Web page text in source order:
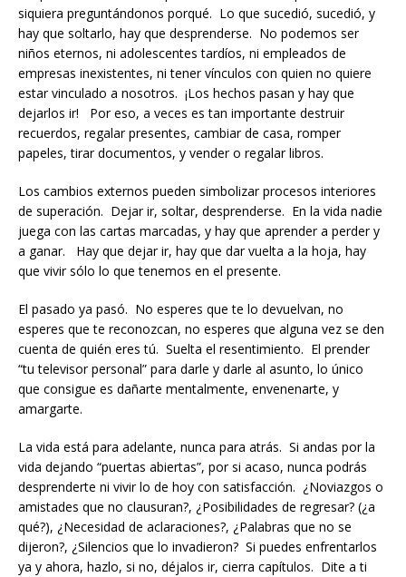
siquiera preguntándonos porqué. Lo que sucedió, sucedió, y
hay que soltarlo, hay que desprenderse. No podemos ser
niños eternos, ni adolescentes tardíos, ni empleados de
empresas inexistentes, ni tener vínculos con quien no quiere
estar vinculado a nosotros. ¡Los hechos pasan y hay que
dejarlos ir! Por eso, a veces es tan importante destruir
recuerdos, regalar presentes, cambiar de casa, romper
papeles, tirar documentos, y vender o regalar libros.
Los cambios externos pueden simbolizar procesos interiores
de superación. Dejar ir, soltar, desprenderse. En la vida nadie
juega con las cartas marcadas, y hay que aprender a perder y
a ganar. Hay que dejar ir, hay que dar vuelta a la hoja, hay
que vivir sólo lo que tenemos en el presente.
El pasado ya pasó. No esperes que te lo devuelvan, no
esperes que te reconozcan, no esperes que alguna vez se den
cuenta de quién eres tú. Suelta el resentimiento. El prender
“tu televisor personal” para darle y darle al asunto, lo único
que consigue es dañarte mentalmente, envenenarte, y
amargarte.
La vida está para adelante, nunca para atrás. Si andas por la
vida dejando “puertas abiertas”, por si acaso, nunca podrás
desprenderte ni vivir lo de hoy con satisfacción. ¿Noviazgos o
amistades que no clausuran?, ¿Posibilidades de regresar? (¿a
qué?), ¿Necesidad de aclaraciones?, ¿Palabras que no se
dijeron?, ¿Silencios que lo invadieron? Si puedes enfrentarlos
ya y ahora, hazlo, si no, déjalos ir, cierra capítulos. Dite a ti